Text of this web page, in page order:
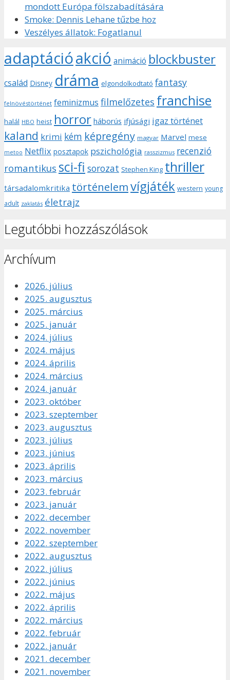
mondott Európa fölszabadítására
Smoke: Dennis Lehane tűzbe hoz
Veszélyes állatok: Fogatlanul
adaptációakció animáció blockbuster
család Disney dráma elgondolkodtató fantasy
felnövéstörténet feminizmus filmelőzetes franchise
halál HBO heist horror háborús ifjúsági igaz történet
kaland krimi kém képregény magyar Marvel mese
metoo Netflix posztapok pszichológia rasszizmus recenzió
romantikus sci-fi sorozat Stephen King thriller
társadalomkritika történelemvígjáték western young
adult zaklatás életrajz
Legutóbbi hozzászólások
Archívum
2026. július
2025. augusztus
2025. március
2025. január
2024. július
2024. május
2024. április
2024. március
2024. január
2023. október
2023. szeptember
2023. augusztus
2023. július
2023. június
2023. április
2023. március
2023. február
2023. január
2022. december
2022. november
2022. szeptember
2022. augusztus
2022. július
2022. június
2022. május
2022. április
2022. március
2022. február
2022. január
2021. december
2021. november